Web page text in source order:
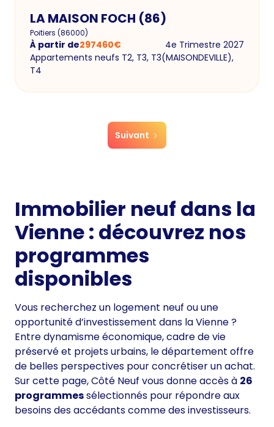
LA MAISON FOCH (86)
Poitiers (86000)
À partir de297460€
4e Trimestre 2027
Appartements neufs T2, T3, T3(MAISONDEVILLE),
T4
Suivant
Immobilier neuf dans la
Vienne : découvrez nos
programmes
disponibles
Vous recherchez un logement neuf ou une
opportunité d’investissement dans la Vienne ?
Entre dynamisme économique, cadre de vie
préservé et projets urbains, le département offre
de belles perspectives pour concrétiser un achat.
Sur cette page, Côté Neuf vous donne accès à 26
programmessélectionnés pour répondre aux
besoins des accédants comme des investisseurs.